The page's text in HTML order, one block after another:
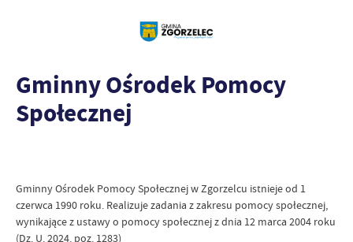
Gminny Ośrodek Pomocy
Społecznej
Gminny Ośrodek Pomocy Społecznej w Zgorzelcu istnieje od 1
czerwca 1990 roku. Realizuje zadania z zakresu pomocy społecznej,
wynikające z ustawy o pomocy społecznej z dnia 12 marca 2004 roku
(Dz. U. 2024. poz. 1283)